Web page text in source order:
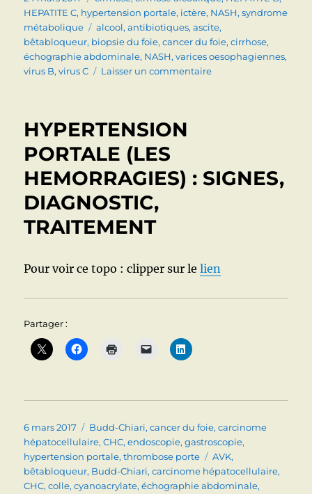
le
HEPATITE C, hypertension portale, ictère, NASH,syndrome
métabolique
Étiquettes
alcool,antibiotiques,ascite,
bêtabloqueur, biopsie du foie,cancer du foie,cirrhose,
échographie abdominale, NASH,varices oesophagiennes,
virus B,virus C Laisser un commentairesur
HYPERTENSION
PORTALE (LES
HEMORRAGIES) : SIGNES,
DIAGNOSTIC,
TRAITEMENT
Pour voir ce topo : clipper sur lelien
Partager :
Publié
le
6 mars 2017 Catégories
Budd-Chiari,cancer du foie,carcinome
hépatocellulaire,CHC,endoscopie,gastroscopie,
hypertension portale,thrombose porte Étiquettes
AVK,
bêtabloqueur, Budd-Chiari,carcinome hépatocellulaire,
CHC,colle,cyanoacrylate,échographie abdominale,